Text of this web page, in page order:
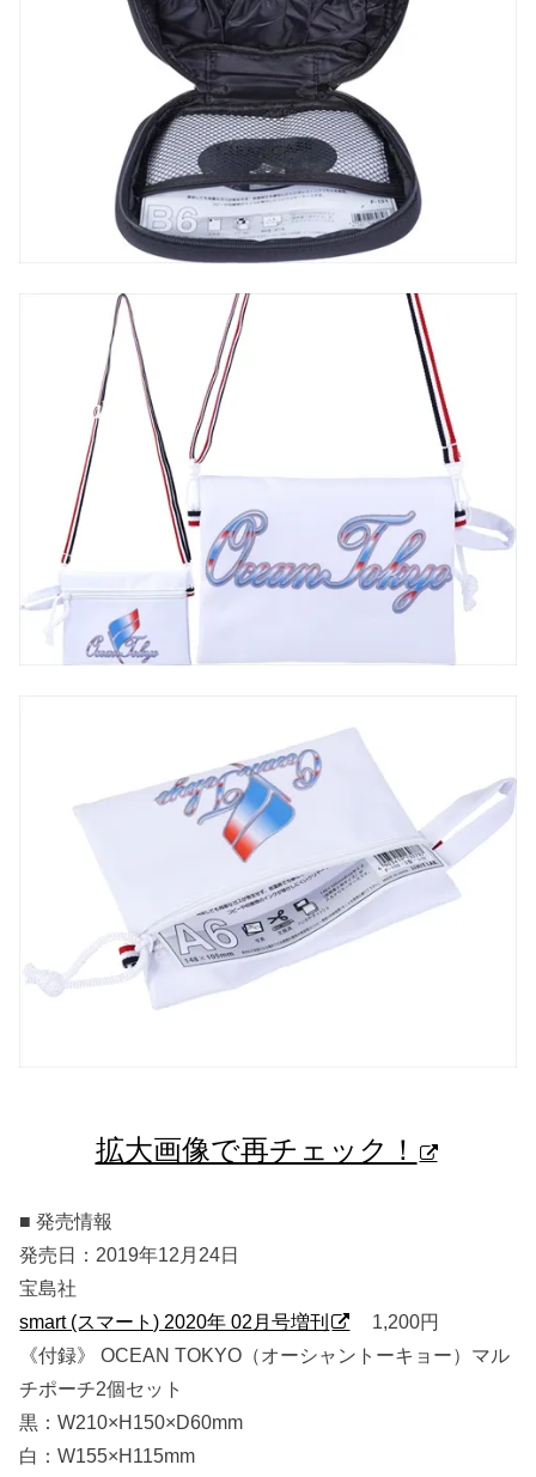
拡大画像で再チェック！
■ 発売情報
発売日：2019年12月24日
宝島社
smart (スマート) 2020年 02月号増刊
1,200円
《付録》 OCEAN TOKYO（オーシャントーキョー）マル
チポーチ2個セット
黒：W210×H150×D60mm
白：W155×H115mm